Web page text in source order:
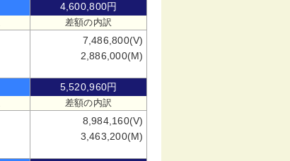
4,600,800円
差額の内訳
7,486,800(V)
2,886,000(M)
5,520,960円
差額の内訳
8,984,160(V)
3,463,200(M)